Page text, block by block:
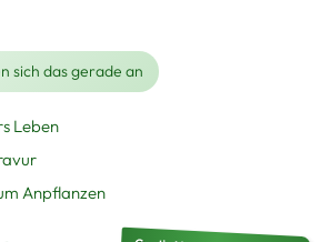
sich das gerade an
Leben
Anpflanzen